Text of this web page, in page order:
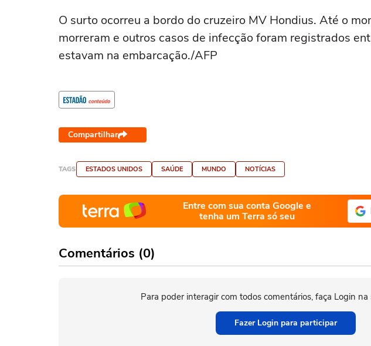
O surto ocorreu a bordo do cruzeiro MV Hondius. Até o
morreram e outros casos de infecção foram registrados
estavam na embarcação./AFP
Compartilhar
TAGS ESTADOS UNIDOS SAÚDE MUNDO NOTÍCIAS
Entre com sua conta Google e
tenha um Terra só seu
Comentários (0)
Para poder interagir com todos comentários, faça Login na
Fazer Login para participar